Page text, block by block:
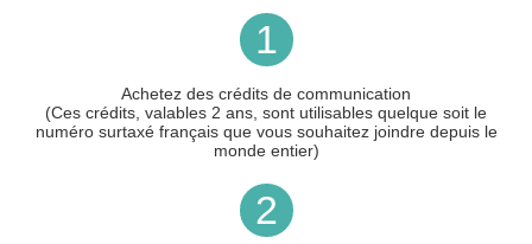
1
Achetez des crédits de communication
(Ces crédits, valables 2 ans, sont utilisables quelque soit le
numéro surtaxé français que vous souhaitez joindre depuis le
monde entier)
2